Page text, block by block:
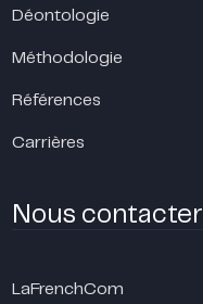
Déontologie
Méthodologie
Références
Carrières
Nous contacter
LaFrenchCom